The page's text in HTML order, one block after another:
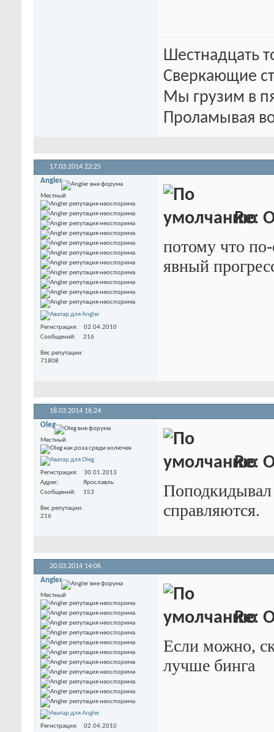
Шестнадцать
Сверкающие
Мы грузим в
Проламывая
17.03.2014 22:25
Angler
Местный
Регистрация
02.04.2010
Сообщений
216
Вес репутации
71808
Re:
потому что
явный
18.03.2014 16:24
Oleg
Местный
Регистрация
30.01.2013
Адрес
Ярославль
Сообщений
153
Вес репутации
216
Re:
справляются.
20.03.2014 14:06
Angler
Местный
Регистрация 02.04.2010
Re:
Если можно,
лучше бинга